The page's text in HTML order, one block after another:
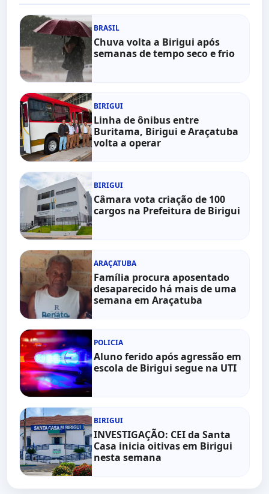
BRASIL
Chuva volta a Birigui após
semanas de tempo seco e frio
BIRIGUI
Linha de ônibus entre
Buritama, Birigui e Araçatuba
volta a operar
BIRIGUI
Câmara vota criação de 100
cargos na Prefeitura de Birigui
ARAÇATUBA
Família procura aposentado
desaparecido há mais de uma
semana em Araçatuba
POLICIA
Aluno ferido após agressão em
escola de Birigui segue na UTI
BIRIGUI
INVESTIGAÇÃO: CEI da Santa
Casa inicia oitivas em Birigui
nesta semana